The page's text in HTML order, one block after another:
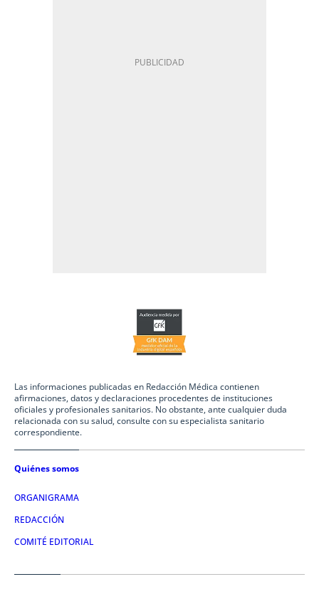
Las informaciones publicadas en Redacción Médica contienen
afirmaciones, datos y declaraciones procedentes de instituciones
oficiales y profesionales sanitarios. No obstante, ante cualquier duda
relacionada con su salud, consulte con su especialista sanitario
correspondiente.
Quiénes somos
ORGANIGRAMA
REDACCIÓN
COMITÉ EDITORIAL